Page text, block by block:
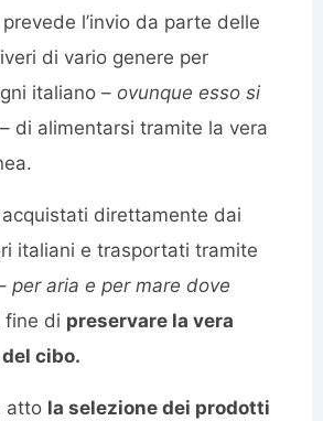
prevede l’invio da parte delle
di vario genere per
italiano – ovunque esso si
– di alimentarsi tramite la vera
direttamente dai
italiani e trasportati tramite
per aria e per mare dove
fine di preservare la vera
cibo.
atto la selezione dei prodotti